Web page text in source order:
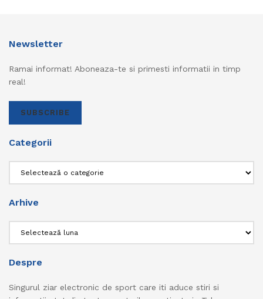
Newsletter
Ramai informat! Aboneaza-te si primesti informatii in timp
real!
SUBSCRIBE
Categorii
Arhive
Despre
Singurul ziar electronic de sport care iti aduce stiri si